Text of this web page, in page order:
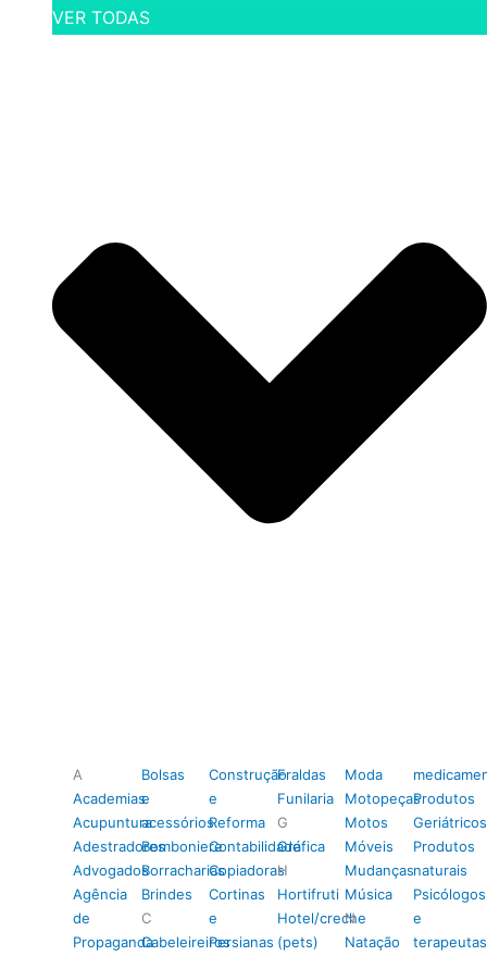
VER TODAS
A
Academias
Acupuntura
Adestradores
Advogados
Agência
de
Propaganda
Bolsas
e
acessórios
Bomboniere
Borracharias
Brindes
C
Cabeleireiros
Construção
e
Reforma
Contabilidade
Copiadoras
Cortinas
e
Persianas
Fraldas
Funilaria
G
Gráfica
H
Hortifruti
Hotel/creche
(pets)
Moda
Motopeças
Motos
Móveis
Mudanças
Música
N
Natação
Produtos
Geriátricos
Produtos
naturais
Psicólogos
e
terapeutas